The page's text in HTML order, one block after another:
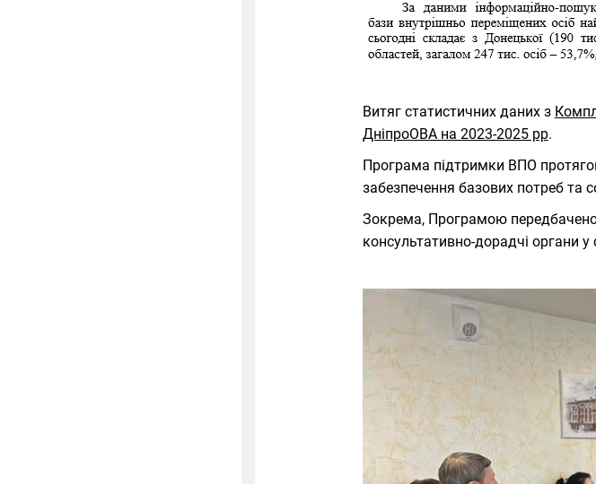
Витяг статистичних даних з
ДніпроОВА на 2023-2025 рр.
Програма підтримки ВПО
забезпечення базових потреб та
Зокрема, Програмою
консультативно-дорадчі органи у